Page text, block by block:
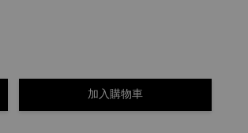
加入購物車